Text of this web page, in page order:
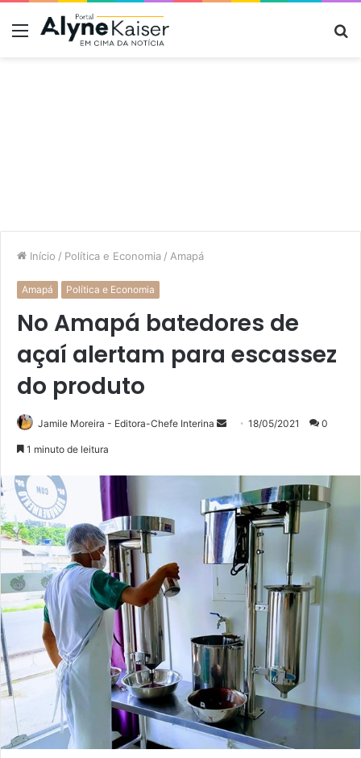
Menu
Início / Política e Economia / Amapá
Amapá Política e Economia
No Amapá batedores de
açaí alertam para escassez
do produto
Jamile Moreira - Editora-Chefe Interina
Mande18/05/2021 0
1 minuto de leitura